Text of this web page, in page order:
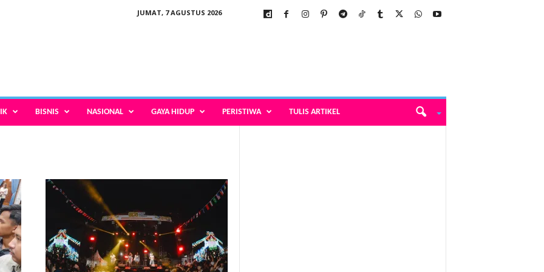
JUMAT, 7 AGUSTUS 2026
BISNIS NASIONAL GAYA HIDUP PERISTIWA TULIS ARTIKEL